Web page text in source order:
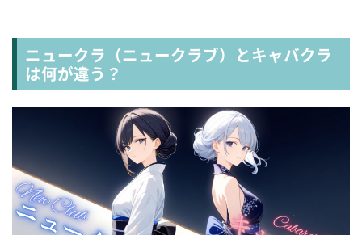
ニュークラ（ニュークラブ）とキャバクラ
は何が違う？